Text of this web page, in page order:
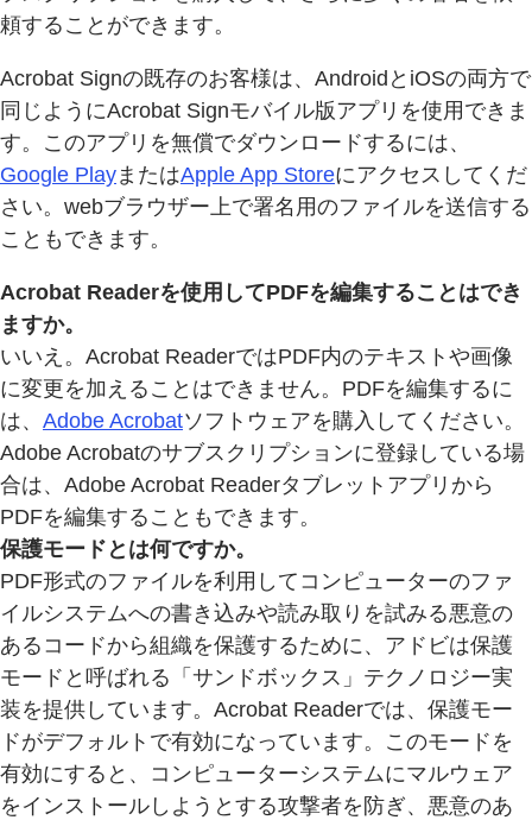
頼することができます。
Acrobat Signの既存のお客様は、AndroidとiOSの両方で
同じようにAcrobat Signモバイル版アプリを使用できま
す。このアプリを無償でダウンロードするには、
Google PlayまたはApple App Storeにアクセスしてくだ
さい。webブラウザー上で署名用のファイルを送信する
こともできます。
Acrobat Readerを使用してPDFを編集することはでき
ますか。
いいえ。Acrobat ReaderではPDF内のテキストや画像
に変更を加えることはできません。PDFを編集するに
は、 Adobe Acrobatソフトウェアを購入してください。
Adobe Acrobatのサブスクリプションに登録している場
合は、Adobe Acrobat Readerタブレットアプリから
PDFを編集することもできます。
保護モードとは何ですか。
PDF形式のファイルを利用してコンピューターのファ
イルシステムへの書き込みや読み取りを試みる悪意の
あるコードから組織を保護するために、アドビは保護
モードと呼ばれる「サンドボックス」テクノロジー実
装を提供しています。Acrobat Readerでは、保護モー
ドがデフォルトで有効になっています。このモードを
有効にすると、コンピューターシステムにマルウェア
をインストールしようとする攻撃者を防ぎ、悪意のあ